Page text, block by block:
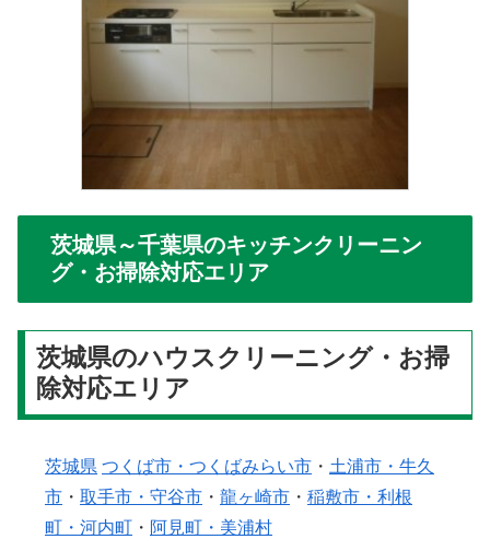
茨城県～千葉県のキッチンクリーニン
グ・お掃除対応エリア
茨城県のハウスクリーニング・お掃
除対応エリア
茨城県 つくば市・つくばみらい市 ・ 土浦市・牛久
市 ・ 取手市・守谷市 ・ 龍ヶ崎市 ・ 稲敷市・利根
町・河内町 ・ 阿見町・美浦村